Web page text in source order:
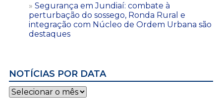
Segurança em Jundiaí: combate à
perturbação do sossego, Ronda Rural e
integração com Núcleo de Ordem Urbana são
destaques
NOTÍCIAS POR DATA
Notícias
por